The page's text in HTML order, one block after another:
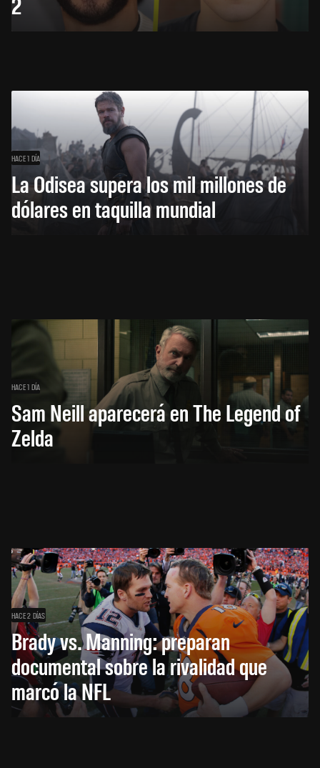
HACE 1 DÍA
La Odisea supera los mil millones de
dólares en taquilla mundial
HACE 1 DÍA
Sam Neill aparecerá en The Legend of
Zelda
HACE 2 DÍAS
Brady vs. Manning: preparan
documental sobre la rivalidad que
marcó la NFL